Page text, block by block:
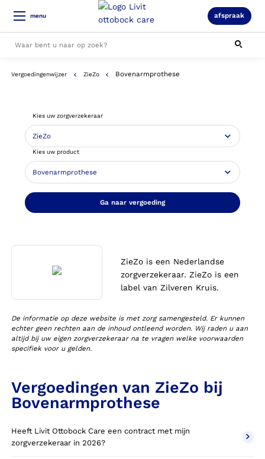
menu afspraak
Alle resultaten
Vergoedingenwijzer ZieZo Bovenarmprothese
Kies uw zorgverzekeraar
Kies uw product
Ga naar vergoeding
ZieZo is een Nederlandse
zorgverzekeraar. ZieZo is een
label van Zilveren Kruis.
De informatie op deze website is met zorg samengesteld. Er kunnen
echter geen rechten aan de inhoud ontleend worden. Wij raden u aan
altijd bij uw eigen zorgverzekeraar na te vragen welke voorwaarden
specifiek voor u gelden.
Vergoedingen van ZieZo bij
Bovenarmprothese
Heeft Livit Ottobock Care een contract met mijn
zorgverzekeraar in 2026?